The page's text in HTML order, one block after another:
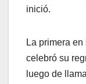
inició.
La primera
celebró su
luego de